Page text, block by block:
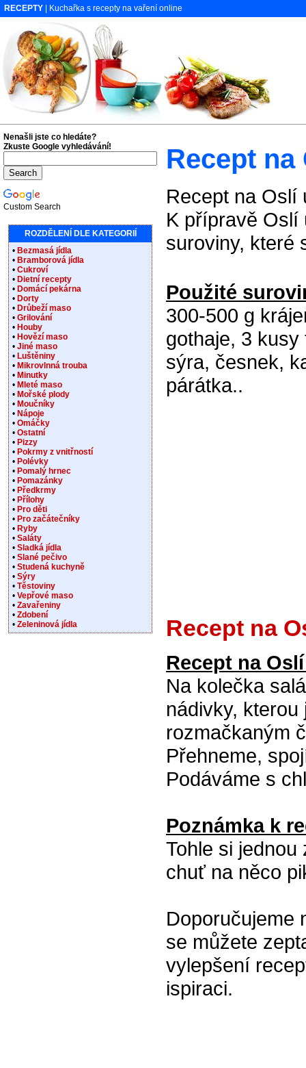
RECEPTY | Kuchařka s recepty na vaření online
Recept
Recept na Oslí
K přípravě Oslí
suroviny, které
Použité
300-500 g
gothaje, 3 kusy
sýra, česnek,
párátka..
Recept na
Recept na
Na kolečka
nádivky,
rozmačkaným
Přehneme,
Podáváme s
Poznámka k
Tohle si
chuť na něco
Doporučujeme
se můžete
vylepšení
ispiraci.
Nenašli jste co hledáte?
Zkuste Google vyhledávání!
Custom Search
ROZDĚLENÍ DLE KATEGORIÍ
• Bezmasá jídla
• Bramborová jídla
• Cukroví
• Dietní recepty
• Domácí pekárna
• Dorty
• Drůbeží maso
• Grilování
• Houby
• Hovězí maso
• Jiné maso
• Luštěniny
• Mikrovlnná trouba
• Minutky
• Mleté maso
• Mořské plody
• Moučníky
• Nápoje
• Omáčky
• Ostatní
• Pizzy
• Pokrmy z vnitřností
• Polévky
• Pomalý hrnec
• Pomazánky
• Předkrmy
• Přílohy
• Pro děti
• Pro začátečníky
• Ryby
• Saláty
• Sladká jídla
• Slané pečivo
• Studená kuchyně
• Sýry
• Těstoviny
• Vepřové maso
• Zavařeniny
• Zdobení
• Zeleninová jídla